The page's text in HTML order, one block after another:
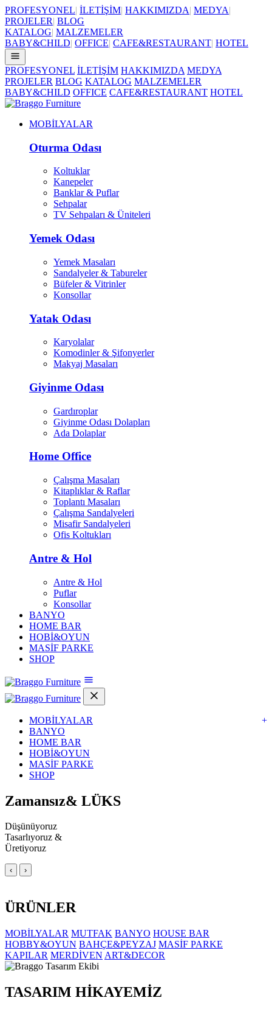
PROFESYONEL| İLETİŞİM| HAKKIMIZDA| MEDYA|
PROJELER| BLOG
KATALOG| MALZEMELER
BABY&CHILD| OFFICE| CAFE&RESTAURANT| HOTEL
PROFESYONEL İLETİŞİM HAKKIMIZDA MEDYA
PROJELER BLOG KATALOG MALZEMELER
BABY&CHILD OFFICE CAFE&RESTAURANT HOTEL
MOBİLYALAR
Oturma Odası
Koltuklar
Kanepeler
Banklar & Puflar
Sehpalar
TV Sehpaları & Üniteleri
Yemek Odası
Yemek Masaları
Sandalyeler & Tabureler
Büfeler & Vitrinler
Konsollar
Yatak Odası
Karyolalar
Komodinler & Şifonyerler
Makyaj Masaları
Giyinme Odası
Gardıroplar
Giyinme Odası Dolapları
Ada Dolaplar
Home Office
Çalışma Masaları
Kitaplıklar & Raflar
Toplantı Masaları
Çalışma Sandalyeleri
Misafir Sandalyeleri
Ofis Koltukları
Antre & Hol
Antre & Hol
Puflar
Konsollar
BANYO
HOME BAR
HOBİ&OYUN
MASİF PARKE
SHOP
MOBİLYALAR
+
BANYO
HOME BAR
HOBİ&OYUN
MASİF PARKE
SHOP
Zamansız& LÜKS
Düşünüyoruz
Tasarlıyoruz &
Üretiyoruz
‹ ›
ÜRÜNLER
MOBİLYALAR MUTFAK BANYO HOUSE BAR
HOBBY&OYUN BAHÇE&PEYZAJ MASİF PARKE
KAPILAR MERDİVEN ART&DECOR
TASARIM HİKAYEMİZ